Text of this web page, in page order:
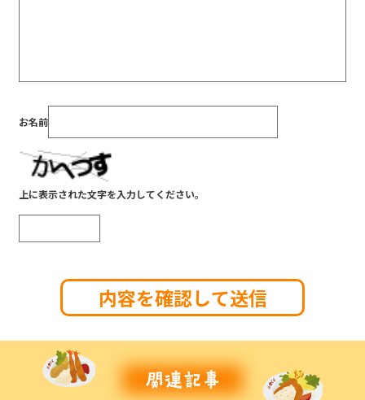
お名前
上に表示された文字を入力してください。